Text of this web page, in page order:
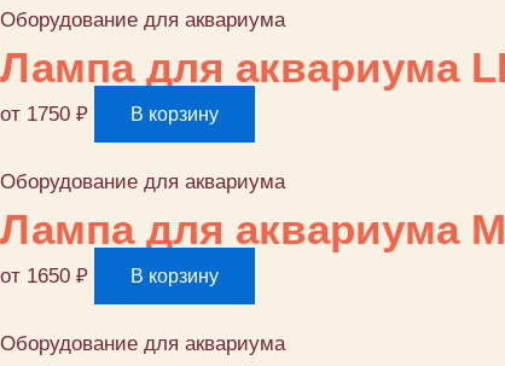
Оборудование для аквариума
Лампа для аквариума
от 1750 ₽ В корзину
Оборудование для аквариума
Лампа для аквариума
от 1650 ₽ В корзину
Оборудование для аквариума